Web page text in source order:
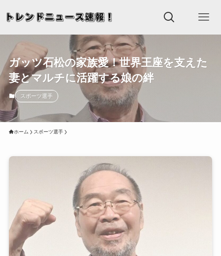
ガッツ石松の家族愛！世界王座を支えた
妻とマルチに活躍する娘の絆
スポーツ選手
ホーム スポーツ選手